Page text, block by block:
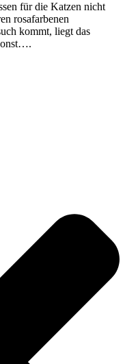
für die Katzen nicht
rosafarbenen
kommt, liegt das